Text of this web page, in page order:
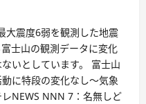
大震度6弱を観測した地震
士山の観測データに変化
いとしています。 富士山
に特段の変化なし～気象
NEWS NNN 7：名無しど